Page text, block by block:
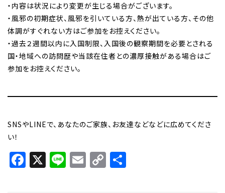
・内容は状況により変更が生じる場合がございます。
・風邪の初期症状、風邪を引いている方、熱が出ている方、その他
体調がすぐれない方はご参加をお控えください。
・過去２週間以内に入国制限、入国後の観察期間を必要とされる
国・地域への訪問歴や当該在住者との濃厚接触がある場合はご
参加をお控えください。
SNSやLINEで、あなたのご家族、お友達などなどに広めてくださ
い！
Facebook
X LineEmail
Copy